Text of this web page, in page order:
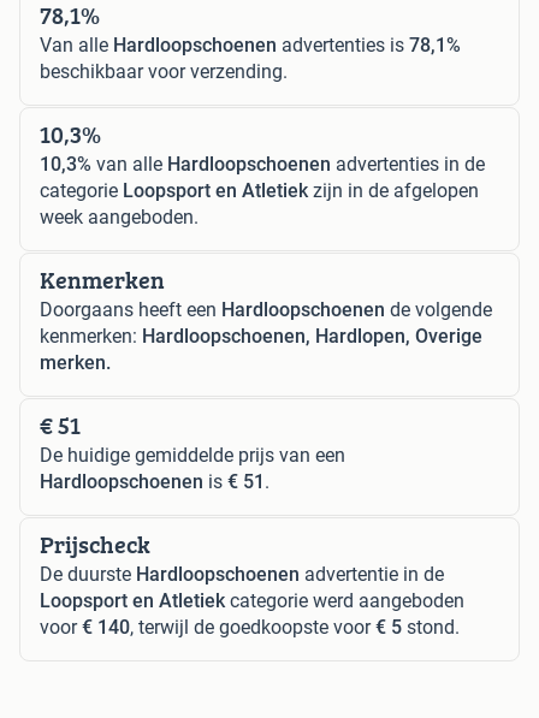
78,1%
Van alle Hardloopschoenen advertenties is 78,1%
beschikbaar voor verzending.
10,3%
10,3% van alle Hardloopschoenen advertenties in de
categorie Loopsport en Atletiekzijn in de afgelopen
week aangeboden.
Kenmerken
Doorgaans heeft een Hardloopschoenen de volgende
kenmerken: Hardloopschoenen, Hardlopen, Overige
merken.
€ 51
De huidige gemiddelde prijs van een
Hardloopschoenen is € 51 .
Prijscheck
De duurste Hardloopschoenen advertentie in de
Loopsport en Atletiekcategorie werd aangeboden
voor€ 140, terwijl de goedkoopste voor€ 5 stond.